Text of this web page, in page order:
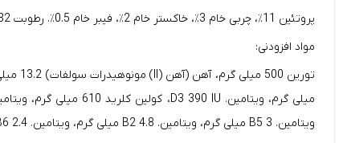
پروتئین 11٪، چربی خام 3٪، خاکستر خام 2٪، فیبر خام 0.5٪. رطوبت 82٪.
مواد افزودنی:
ویتامین. B5 3 میلی گرم، ویتامین. B2 4.8 میلی گرم، ویتامین. B6 2.4 میلی گرم، ویتامین. B9 1.2 میلی گرم.